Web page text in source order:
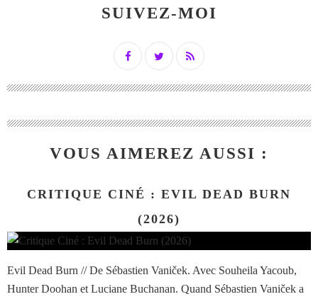
SUIVEZ-MOI
VOUS AIMEREZ AUSSI :
CRITIQUE CINÉ : EVIL DEAD BURN
(2026)
Evil Dead Burn // De Sébastien Vaniček. Avec Souheila Yacoub,
Hunter Doohan et Luciane Buchanan. Quand Sébastien Vaniček a